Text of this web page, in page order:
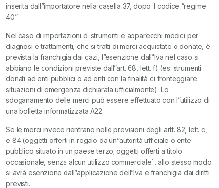
inserita dall”importatore nella casella 37, dopo il codice “regime
40”.
Nel caso di importazioni di strumenti e apparecchi medici per
diagnosi e trattamenti, che si tratti di merci acquistate o donate, è
prevista la franchigia dai dazi, l”esenzione dall”Iva nel caso si
abbiano le condizioni previste dall”art. 68, lett. f) (es: strumenti
donati ad enti pubblici o ad enti con la finalità di fronteggiare
situazioni di emergenza dichiarata ufficialmente). Lo
sdoganamento delle merci può essere effettuato con l”utilizzo di
una bolletta informatizzata A22.
Se le merci invece rientrano nelle previsioni degli artt. 82, lett. c,
e 84 (oggetti offerti in regalo da un”autorità ufficiale o ente
pubblico situato in un paese terzo; oggetti offerti a titolo
occasionale, senza alcun utilizzo commerciale), allo stesso modo
si avrà esenzione dall”applicazione dell”Iva e franchigia dai diritti
previsti.